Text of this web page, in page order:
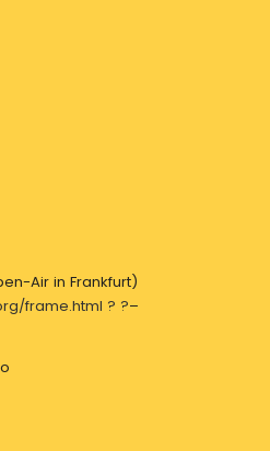
Air in Frankfurt)
frame.html ? ?–